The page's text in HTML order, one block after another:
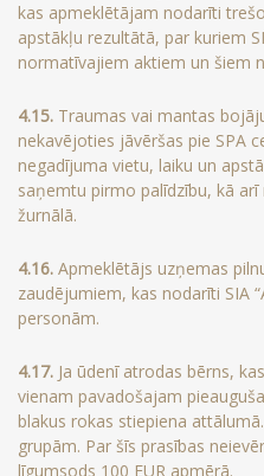
kas apmeklētājam nodarīti
apstākļu rezultātā, par kuriem
normatīvajiem aktiem un šiem
4.15. Traumas vai mantas
nekavējoties jāvēršas pie SPA
negadījuma vietu, laiku un
saņemtu pirmo palīdzību, kā
žurnālā.
4.16. Apmeklētājs uzņemas
zaudējumiem, kas nodarīti SIA
personām.
4.17. Ja ūdenī atrodas bērns,
vienam pavadošajam
blakus rokas stiepiena
grupām. Par šīs prasības
līgumsods 100 EUR apmērā.